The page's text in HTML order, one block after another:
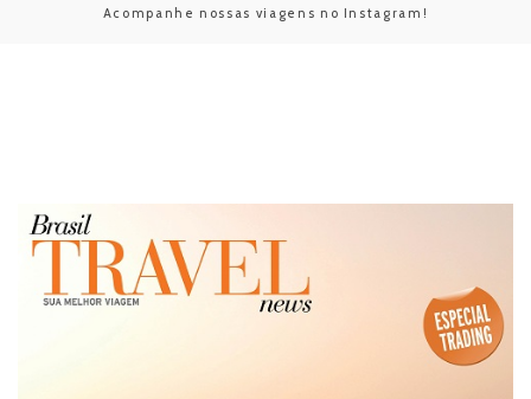
Acompanhe nossas viagens no Instagram!